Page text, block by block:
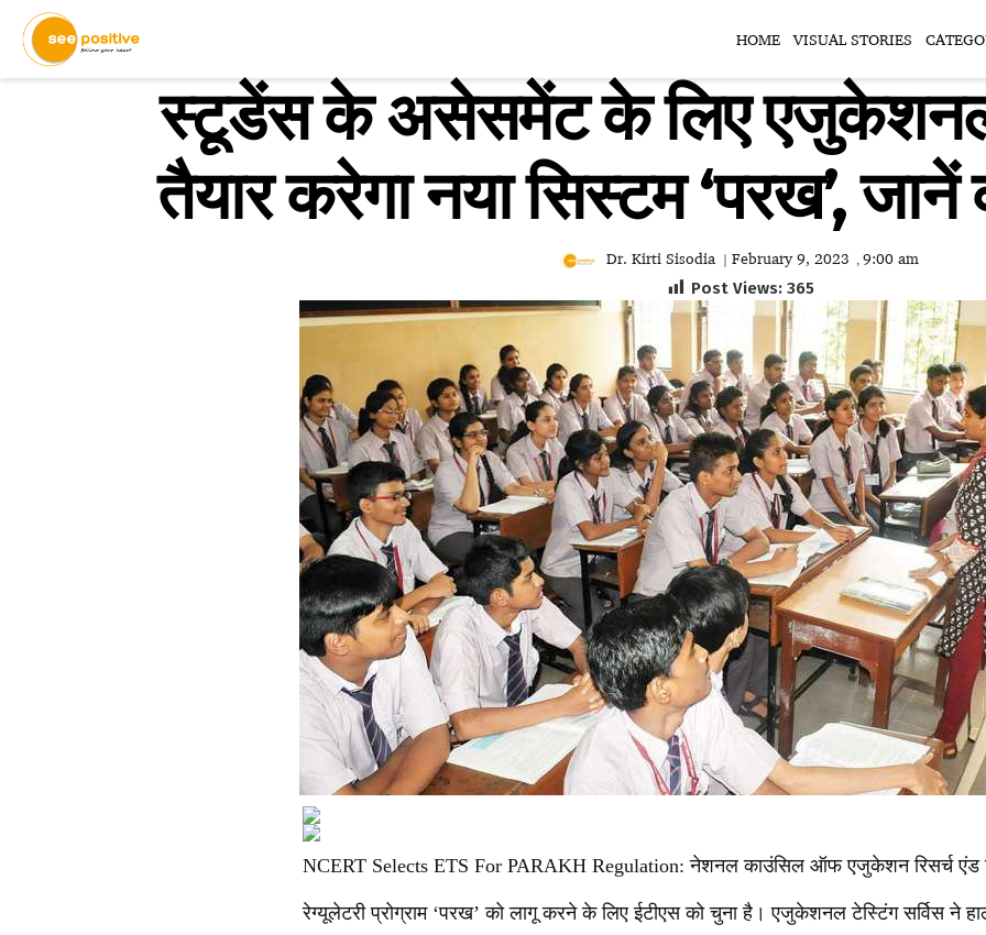
HOME VISUAL STORIES
स्टूडेंस के असेसमेंट के लिए एजुकेशनल
तैयार करेगा नया सिस्टम ‘परख’,
Dr. Kirti Sisodia | February 9, 2023 , 9:00 am
Post Views: 365
NCERT Selects ETS For PARAKH Regulation: नेशनल काउंसिल ऑफ एजुकेशन रिसर्च
रेग्यूलेटरी प्रोग्राम ‘परख’ को लागू करने के लिए ईटीएस को चुना है। एजुकेशनल टेस्टिंग सर्विस ने